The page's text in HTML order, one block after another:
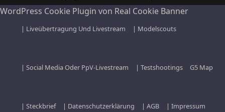
| Liveübertragung Und Livestream | Modelscouts
| Social Media Oder PpV-Livestream | Testshootings G5 Map
| Steckbrief | Datenschutzerklärung | AGB | Impressum
WordPress Cookie Plugin von Real Cookie Banner